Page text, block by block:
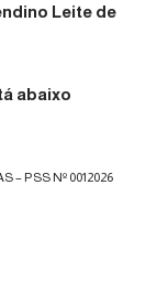
Leite de
abaixo
– PSS Nº 0012026